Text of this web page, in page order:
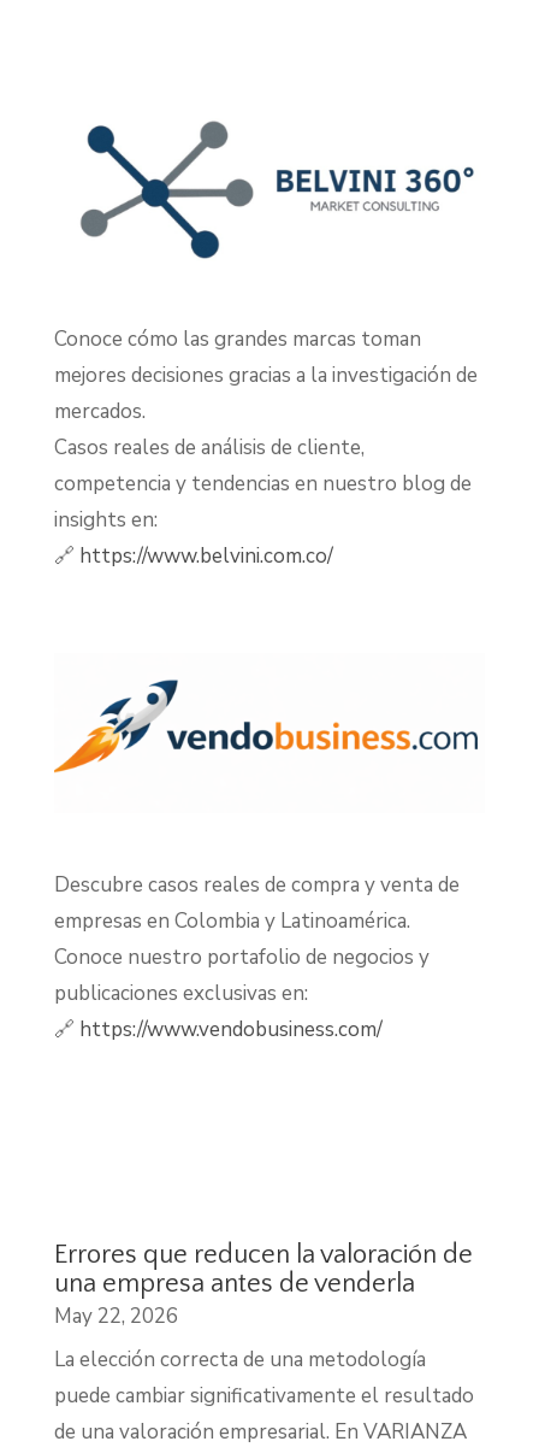
Conoce cómo las grandes marcas toman
mejores decisiones gracias a la investigación de
mercados.
Casos reales de análisis de cliente,
competencia y tendencias en nuestro blog de
insights en:
🔗 https://www.belvini.com.co/
Descubre casos reales de compra y venta de
empresas en Colombia y Latinoamérica.
Conoce nuestro portafolio de negocios y
publicaciones exclusivas en:
🔗 https://www.vendobusiness.com/
Errores que reducen la valoración de
una empresa antes de venderla
May 22, 2026
La elección correcta de una metodología
puede cambiar significativamente el resultado
de una valoración empresarial. En VARIANZA